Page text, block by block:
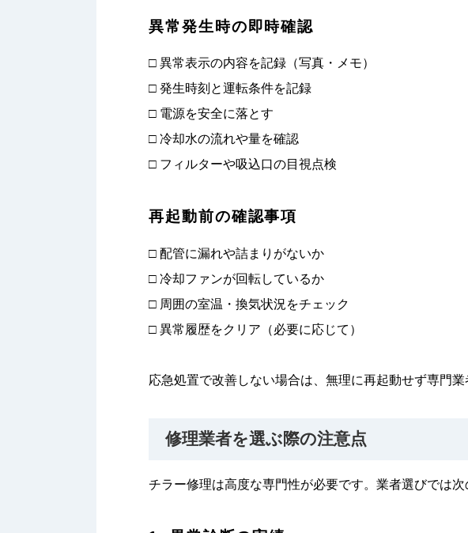
異常発生時の即時確認
□ 異常表示の内容を記録（写真・メモ）
□ 発生時刻と運転条件を記録
□ 電源を安全に落とす
□ 冷却水の流れや量を確認
□ フィルターや吸込口の目視点検
再起動前の確認事項
□ 配管に漏れや詰まりがないか
□ 冷却ファンが回転しているか
□ 周囲の室温・換気状況をチェック
□ 異常履歴をクリア（必要に応じて）
応急処置で改善しない場合は、無理に再起動せず専門業
修理業者を選ぶ際の注意点
チラー修理は高度な専門性が必要です。業者選びでは次